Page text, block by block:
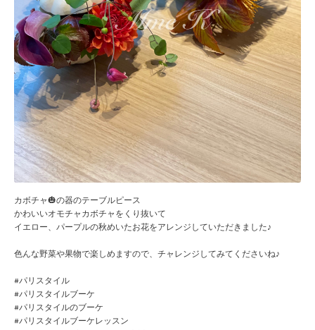
カボチャ🎃の器のテーブルピース
かわいいオモチャカボチャをくり抜いて
イエロー、パープルの秋めいたお花をアレンジしていただきました♪
色んな野菜や果物で楽しめますので、チャレンジしてみてくださいね♪
#パリスタイル
#パリスタイルブーケ
#パリスタイルのブーケ
#パリスタイルブーケレッスン